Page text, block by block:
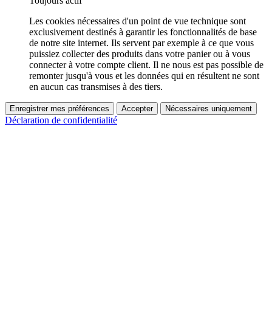
Les cookies nécessaires d'un point de vue technique sont
exclusivement destinés à garantir les fonctionnalités de base
de notre site internet. Ils servent par exemple à ce que vous
puissiez collecter des produits dans votre panier ou à vous
connecter à votre compte client. Il ne nous est pas possible de
remonter jusqu'à vous et les données qui en résultent ne sont
en aucun cas transmises à des tiers.
Enregistrer mes préférences Accepter Nécessaires uniquement
Déclaration de confidentialité